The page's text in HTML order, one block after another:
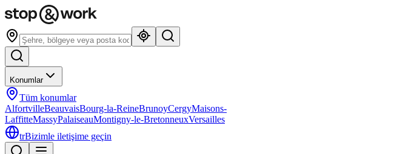
Konumlar
Tüm konumlar
AlfortvilleBeauvaisBourg-la-ReineBrunoyCergyMaisons-
LaffitteMassyPalaiseauMontigny-le-BretonneuxVersailles
trBizimle iletişime geçin